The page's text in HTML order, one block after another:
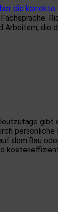
die korrekte
dem Bau